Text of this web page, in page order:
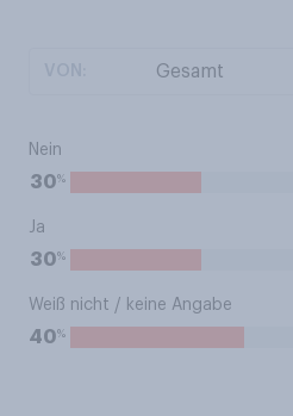
Nein
30%
Ja
30%
Weiß nicht / keine Angabe
40%